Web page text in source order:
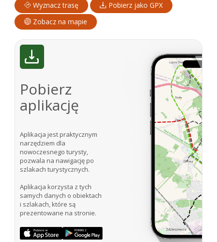
Wyznacz trasę
Pobierz jako GPX
Zobacz na mapie
Pobierz
aplikację
Aplikacja jest praktycznym
narzędziem dla
nowoczesnego turysty,
pozwala na nawigację po
szlakach turystycznych.
Aplikacja korzysta z tych
samych danych o obiektach
i szlakach, które są
prezentowane na stronie.